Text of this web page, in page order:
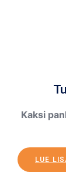
Kaksi
LUE